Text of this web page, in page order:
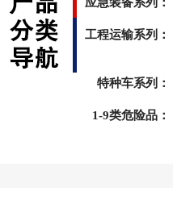
工程运输系列：
特种车系列：
1-9类危险品：